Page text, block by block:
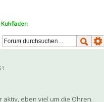
Kuhfladen
eben viel um die Ohren.